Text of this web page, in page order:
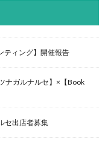
ィング】開催報告
ナガルナルセ】×【Book
セ出店者募集